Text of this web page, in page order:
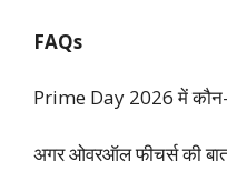
FAQs
Prime Day 2026 में
अगर ओवरऑल फीचर्स की